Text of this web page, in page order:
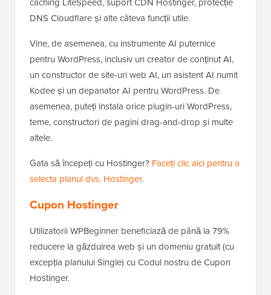
DNS Cloudflare și alte câteva funcții utile.
Vine, de asemenea, cu instrumente AI puternice
pentru WordPress, inclusiv un creator de conținut AI,
un constructor de site-uri web AI, un asistent AI numit
Kodee și un depanator AI pentru WordPress. De
asemenea, puteți instala orice plugin-uri WordPress,
teme, constructori de pagini drag-and-drop și multe
altele.
Gata să începeți cu Hostinger? Faceți clic aici pentru a
selecta planul dvs. Hostinger.
Cupon Hostinger
Utilizatorii WPBeginner beneficiază de până la 79%
reducere la găzduirea web și un domeniu gratuit (cu
excepția planului Single) cu Codul nostru de Cupon
Hostinger.